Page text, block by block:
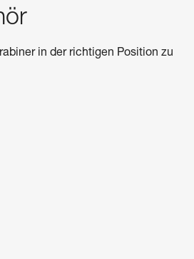
in der richtigen Position zu